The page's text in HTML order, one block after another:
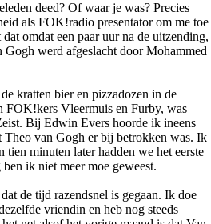
deed? Of waar je was? Precies
als FOK!radio presentator om me toe
omdat een paar uur na de uitzending,
Gogh werd afgeslacht door Mohammed
kratten bier en pizzadozen in de
FOK!kers Vleermuis en Furby, was
Bij Edwin Evers hoorde ik ineens
Theo van Gogh er bij betrokken was. Ik
tien minuten later hadden we het eerste
ik niet meer moe geweest.
de tijd razendsnel is gegaan. Ik doe
vriendin en heb nog steeds